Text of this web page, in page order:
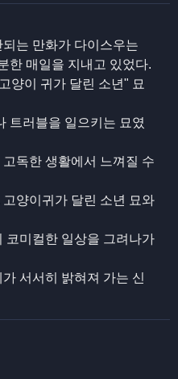
는 만화가 다이스우는
한 매일을 지내고 있었다.
양이 귀가 달린 소년" 묘
트러블을 일으키는 묘였
독한 생활에서 느껴질 수
양이귀가 달린 소년 묘와
코미컬한 일상을 그려나가
서서히 밝혀져 가는 신